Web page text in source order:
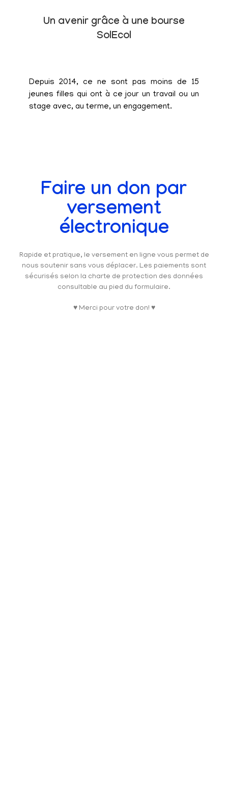
Un avenir grâce à une bourse
SolEcol
Depuis 2014, ce ne sont pas moins de 15
jeunes filles qui ont à ce jour un travail ou un
stage avec, au terme, un engagement.
Faire un don par
versement
électronique
Rapide et pratique, le versement en ligne vous permet de
nous soutenir sans vous déplacer. Les paiements sont
sécurisés selon la charte de protection des données
consultable au pied du formulaire.
♥ Merci pour votre don! ♥